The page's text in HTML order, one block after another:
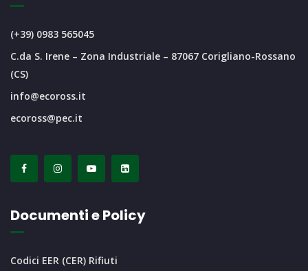
(+39) 0983 565045
C.da S. Irene – Zona Industriale – 87067 Corigliano-Rossano
(CS)
info@ecoross.it
ecoross@pec.it
Documenti e Policy
Codici EER (CER) Rifiuti